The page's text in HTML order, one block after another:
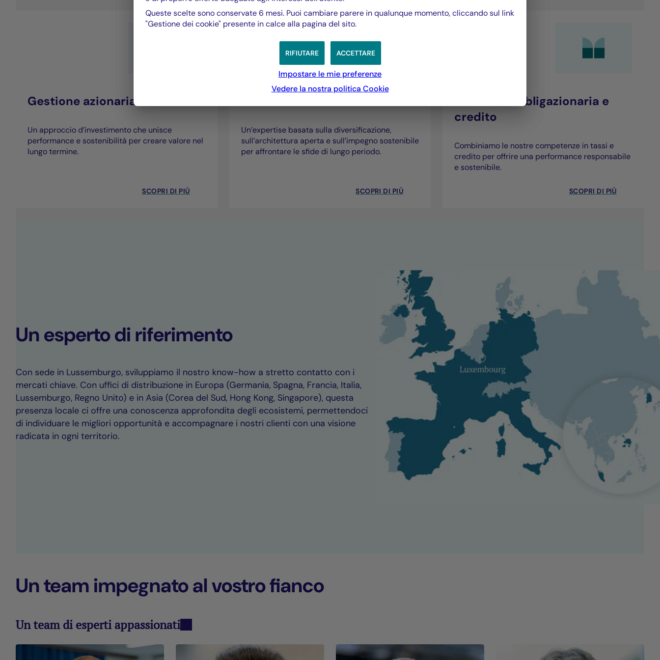
Gestione azionaria
Un approccio d’investimento che unisce
performance e sostenibilità per creare valore nel
lungo termine.
SCOPRI DI PIÙ
Un’expertise basata sulla diversificazione,
sull’architettura aperta e sull’impegno sostenibile
per affrontare le sfide di lungo periodo.
SCOPRI DI PIÙ
Gestione obbligazionaria e
credito
Combiniamo le nostre competenze in tassi e
credito per offrire una performance responsabile
e sostenibile.
SCOPRI DI PIÙ
Un esperto di riferimento
Con sede in Lussemburgo, sviluppiamo il nostro know-how a stretto contatto con i
mercati chiave. Con uffici di distribuzione in Europa (Germania, Spagna, Francia, Italia,
Lussemburgo, Regno Unito) e in Asia (Corea del Sud, Hong Kong, Singapore), questa
presenza locale ci offre una conoscenza approfondita degli ecosistemi, permettendoci
di individuare le migliori opportunità e accompagnare i nostri clienti con una visione
radicata in ogni territorio.
Un team impegnato al vostro fianco
Un team di esperti appassionati
Queste scelte sono conservate 6 mesi. Puoi cambiare parere in qualunque momento, cliccando sul link
"Gestione dei cookie" presente in calce alla pagina del sito.
ACCETTARE
RIFIUTARE
Impostare le mie preferenze
Vedere la nostra politica Cookie